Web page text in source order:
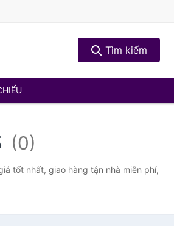
Tìm kiếm
(0)
tốt nhất, giao hàng tận nhà miễn phí,